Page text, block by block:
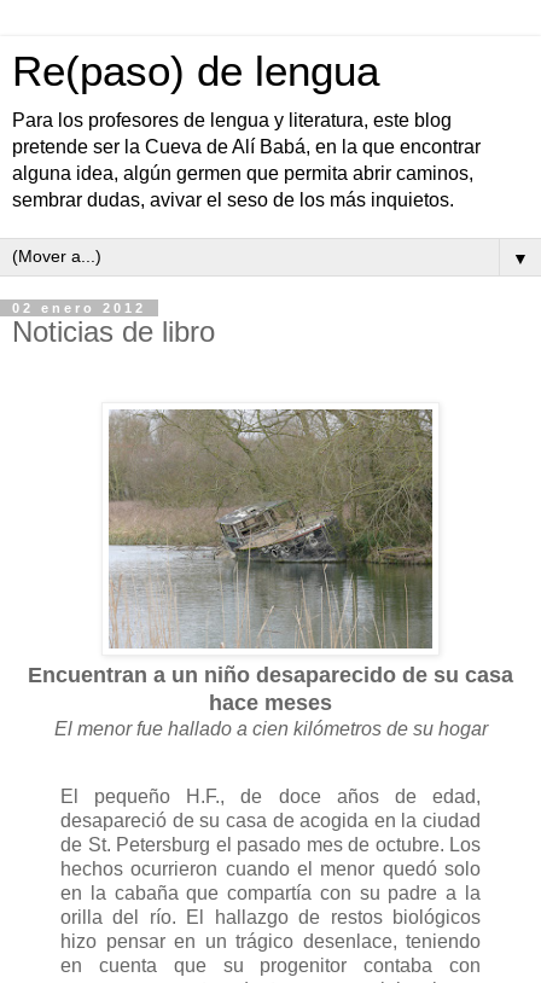
Re(paso) de lengua
Para los profesores de lengua y literatura, este blog
pretende ser la Cueva de Alí Babá, en la que encontrar
alguna idea, algún germen que permita abrir caminos,
sembrar dudas, avivar el seso de los más inquietos.
▼
02 enero 2012
Noticias de libro
Encuentran a un niño desaparecido de su casa
hace meses
El menor fue hallado a cien kilómetros de su hogar
El pequeño H.F., de doce años de edad,
desapareció de su casa de acogida en la ciudad
de St. Petersburg el pasado mes de octubre. Los
hechos ocurrieron cuando el menor quedó solo
en la cabaña que compartía con su padre a la
orilla del río. El hallazgo de restos biológicos
hizo pensar en un trágico desenlace, teniendo
en cuenta que su progenitor contaba con